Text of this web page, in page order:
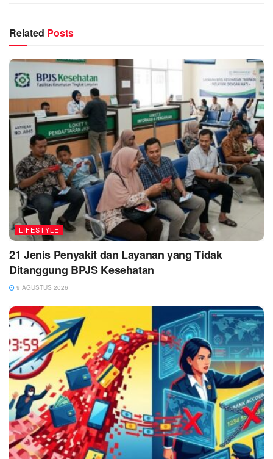
Related Posts
LIFESTYLE
21 Jenis Penyakit dan Layanan yang Tidak
Ditanggung BPJS Kesehatan
9 AGUSTUS 2026